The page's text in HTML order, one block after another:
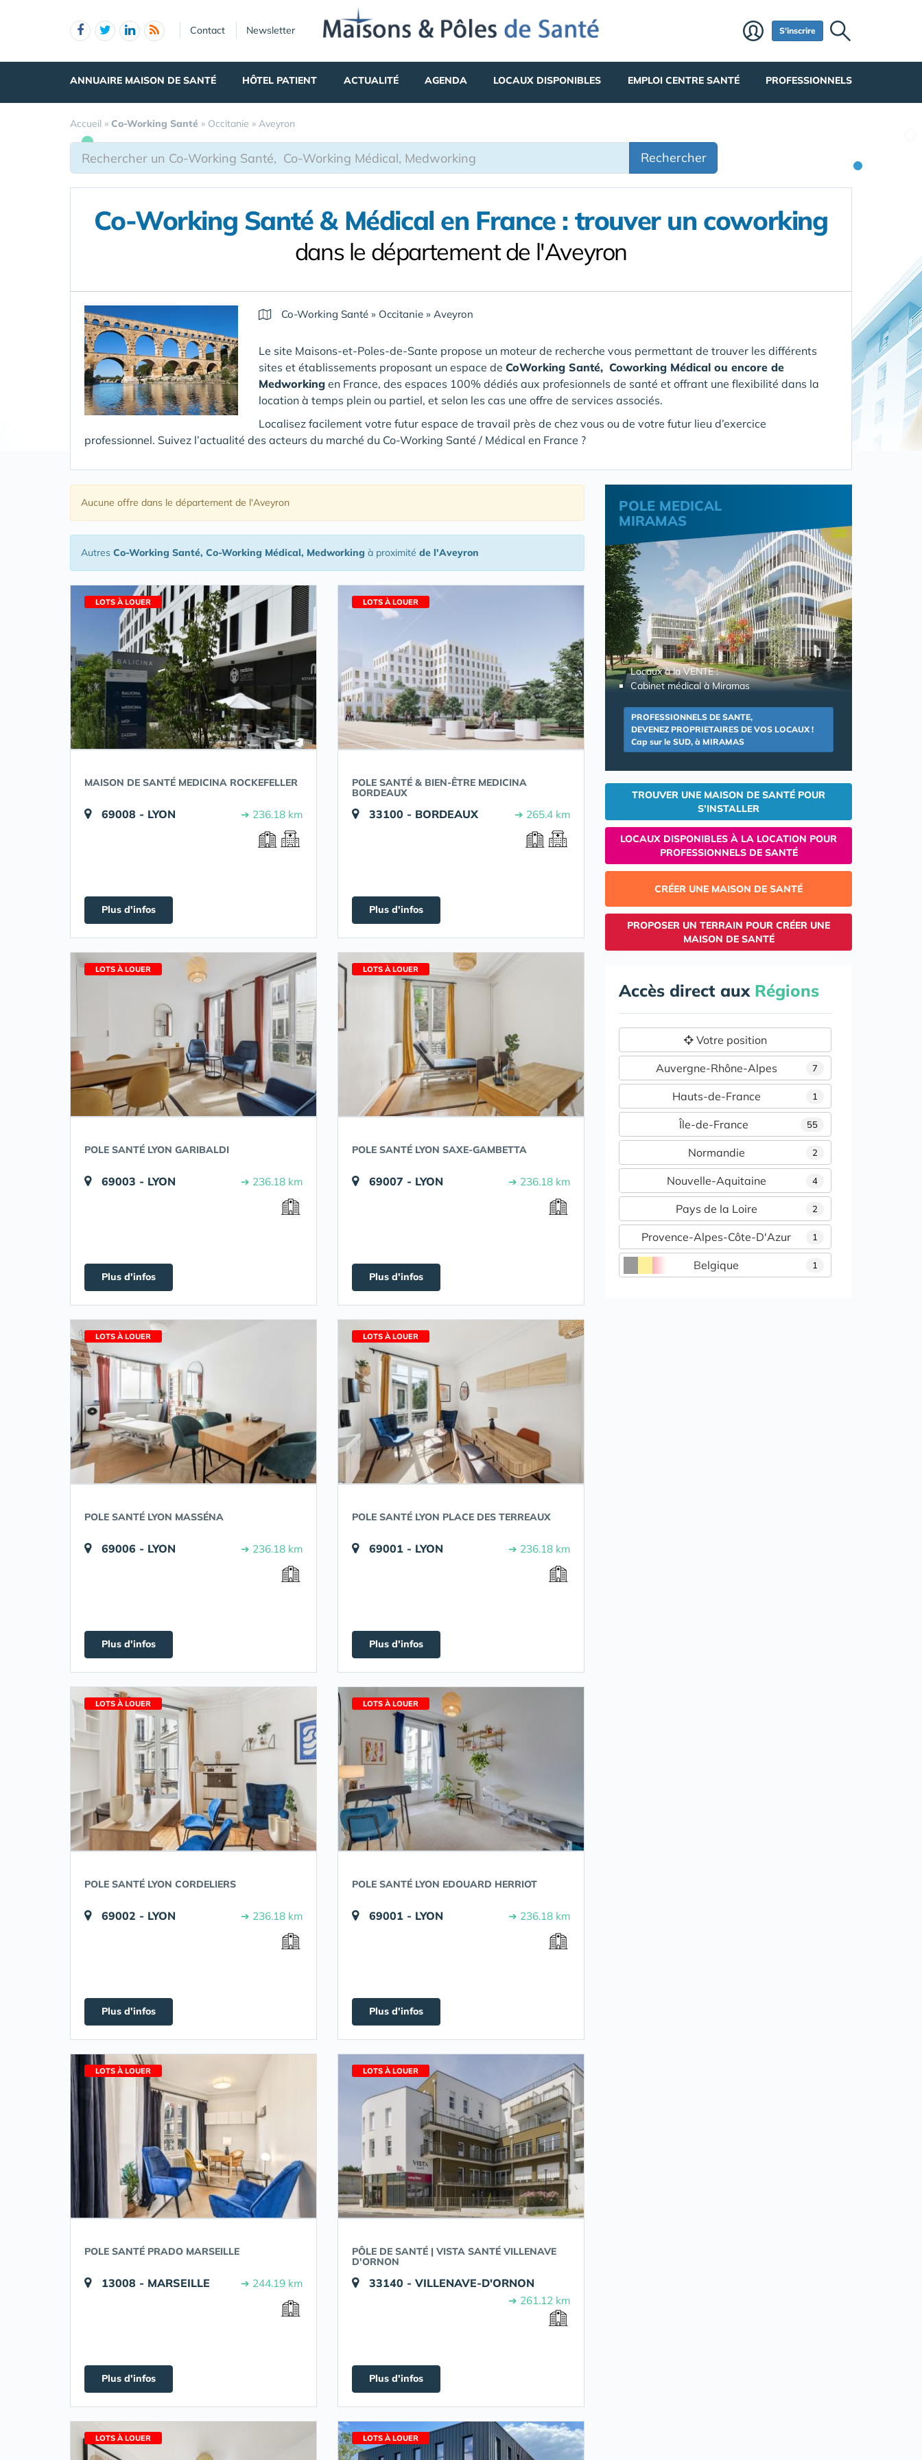
Contact Newsletter S'inscrire
ANNUAIRE MAISON DE SANTÉ HÔTEL PATIENT ACTUALITÉ AGENDA LOCAUX DISPONIBLES EMPLOI CENTRE SANTÉ PROFESSIONNELS
Accueil » Co-Working Santé » Occitanie » Aveyron
Rechercher
Co-Working Santé & Médical en France : trouver un coworking
dans le département de l'Aveyron
Co-Working Santé » Occitanie » Aveyron
Le site Maisons-et-Poles-de-Sante propose un moteur de recherche vous permettant de trouver les différents
sites et établissements proposant un espace de CoWorking Santé, Coworking Médical ou encore de
Medworking en France, des espaces 100% dédiés aux profesionnels de santé et offrant une flexibilité dans la
location à temps plein ou partiel, et selon les cas une offre de services associés.
Localisez facilement votre futur espace de travail près de chez vous ou de votre futur lieu d’exercice
professionnel. Suivez l’actualité des acteurs du marché du Co-Working Santé / Médical en France ?
Aucune offre dans le département de l'Aveyron
Autres Co-Working Santé, Co-Working Médical, Medworking à proximité de l'Aveyron
LOTS À LOUER
MAISON DE SANTÉ MEDICINA ROCKEFELLER
69008 - LYON ➔ 236.18 km
Plus d'infos
LOTS À LOUER
POLE SANTÉ & BIEN-ÊTRE MEDICINA
BORDEAUX
33100 - BORDEAUX ➔ 265.4 km
Plus d'infos
LOTS À LOUER
POLE SANTÉ LYON GARIBALDI
69003 - LYON ➔ 236.18 km
Plus d'infos
LOTS À LOUER
POLE SANTÉ LYON SAXE-GAMBETTA
69007 - LYON ➔ 236.18 km
Plus d'infos
LOTS À LOUER
POLE SANTÉ LYON MASSÉNA
69006 - LYON ➔ 236.18 km
Plus d'infos
LOTS À LOUER
POLE SANTÉ LYON PLACE DES TERREAUX
69001 - LYON ➔ 236.18 km
Plus d'infos
LOTS À LOUER
POLE SANTÉ LYON CORDELIERS
69002 - LYON ➔ 236.18 km
Plus d'infos
LOTS À LOUER
POLE SANTÉ LYON EDOUARD HERRIOT
69001 - LYON ➔ 236.18 km
Plus d'infos
LOTS À LOUER
POLE SANTÉ PRADO MARSEILLE
13008 - MARSEILLE ➔ 244.19 km
Plus d'infos
LOTS À LOUER
PÔLE DE SANTÉ | VISTA SANTÉ VILLENAVE
D'ORNON
33140 - VILLENAVE-D'ORNON
➔ 261.12 km
Plus d'infos
LOTS À LOUER LOTS À LOUER
POLE MEDICAL
MIRAMAS
Locaux à la VENTE :
Cabinet médical à Miramas
PROFESSIONNELS DE SANTE,
DEVENEZ PROPRIETAIRES DE VOS LOCAUX !
Cap sur le SUD, à MIRAMAS
TROUVER UNE MAISON DE SANTÉ POUR
S'INSTALLER
LOCAUX DISPONIBLES À LA LOCATION POUR
PROFESSIONNELS DE SANTÉ
CRÉER UNE MAISON DE SANTÉ
PROPOSER UN TERRAIN POUR CRÉER UNE
MAISON DE SANTÉ
Accès direct aux Régions
Votre position
7
Auvergne-Rhône-Alpes
1
Hauts-de-France
55
Île-de-France
2
Normandie
4
Nouvelle-Aquitaine
2
Pays de la Loire
1
Provence-Alpes-Côte-D'Azur
Belgique 1